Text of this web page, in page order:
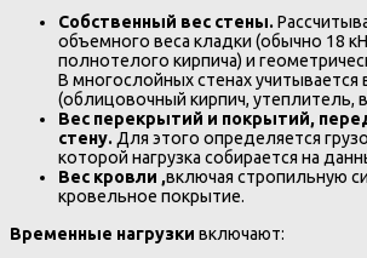
Собственный вес стены.
объемного веса кладки (обычно 18
полнотелого кирпича) и
В многослойных стенах учитывается
(облицовочный кирпич, утеплитель,
Вес перекрытий и покрытий,
стену.Для этого определяется
которой нагрузка собирается на
Вес кровли ,включая стропильную
кровельное покрытие.
Временные нагрузки включают: